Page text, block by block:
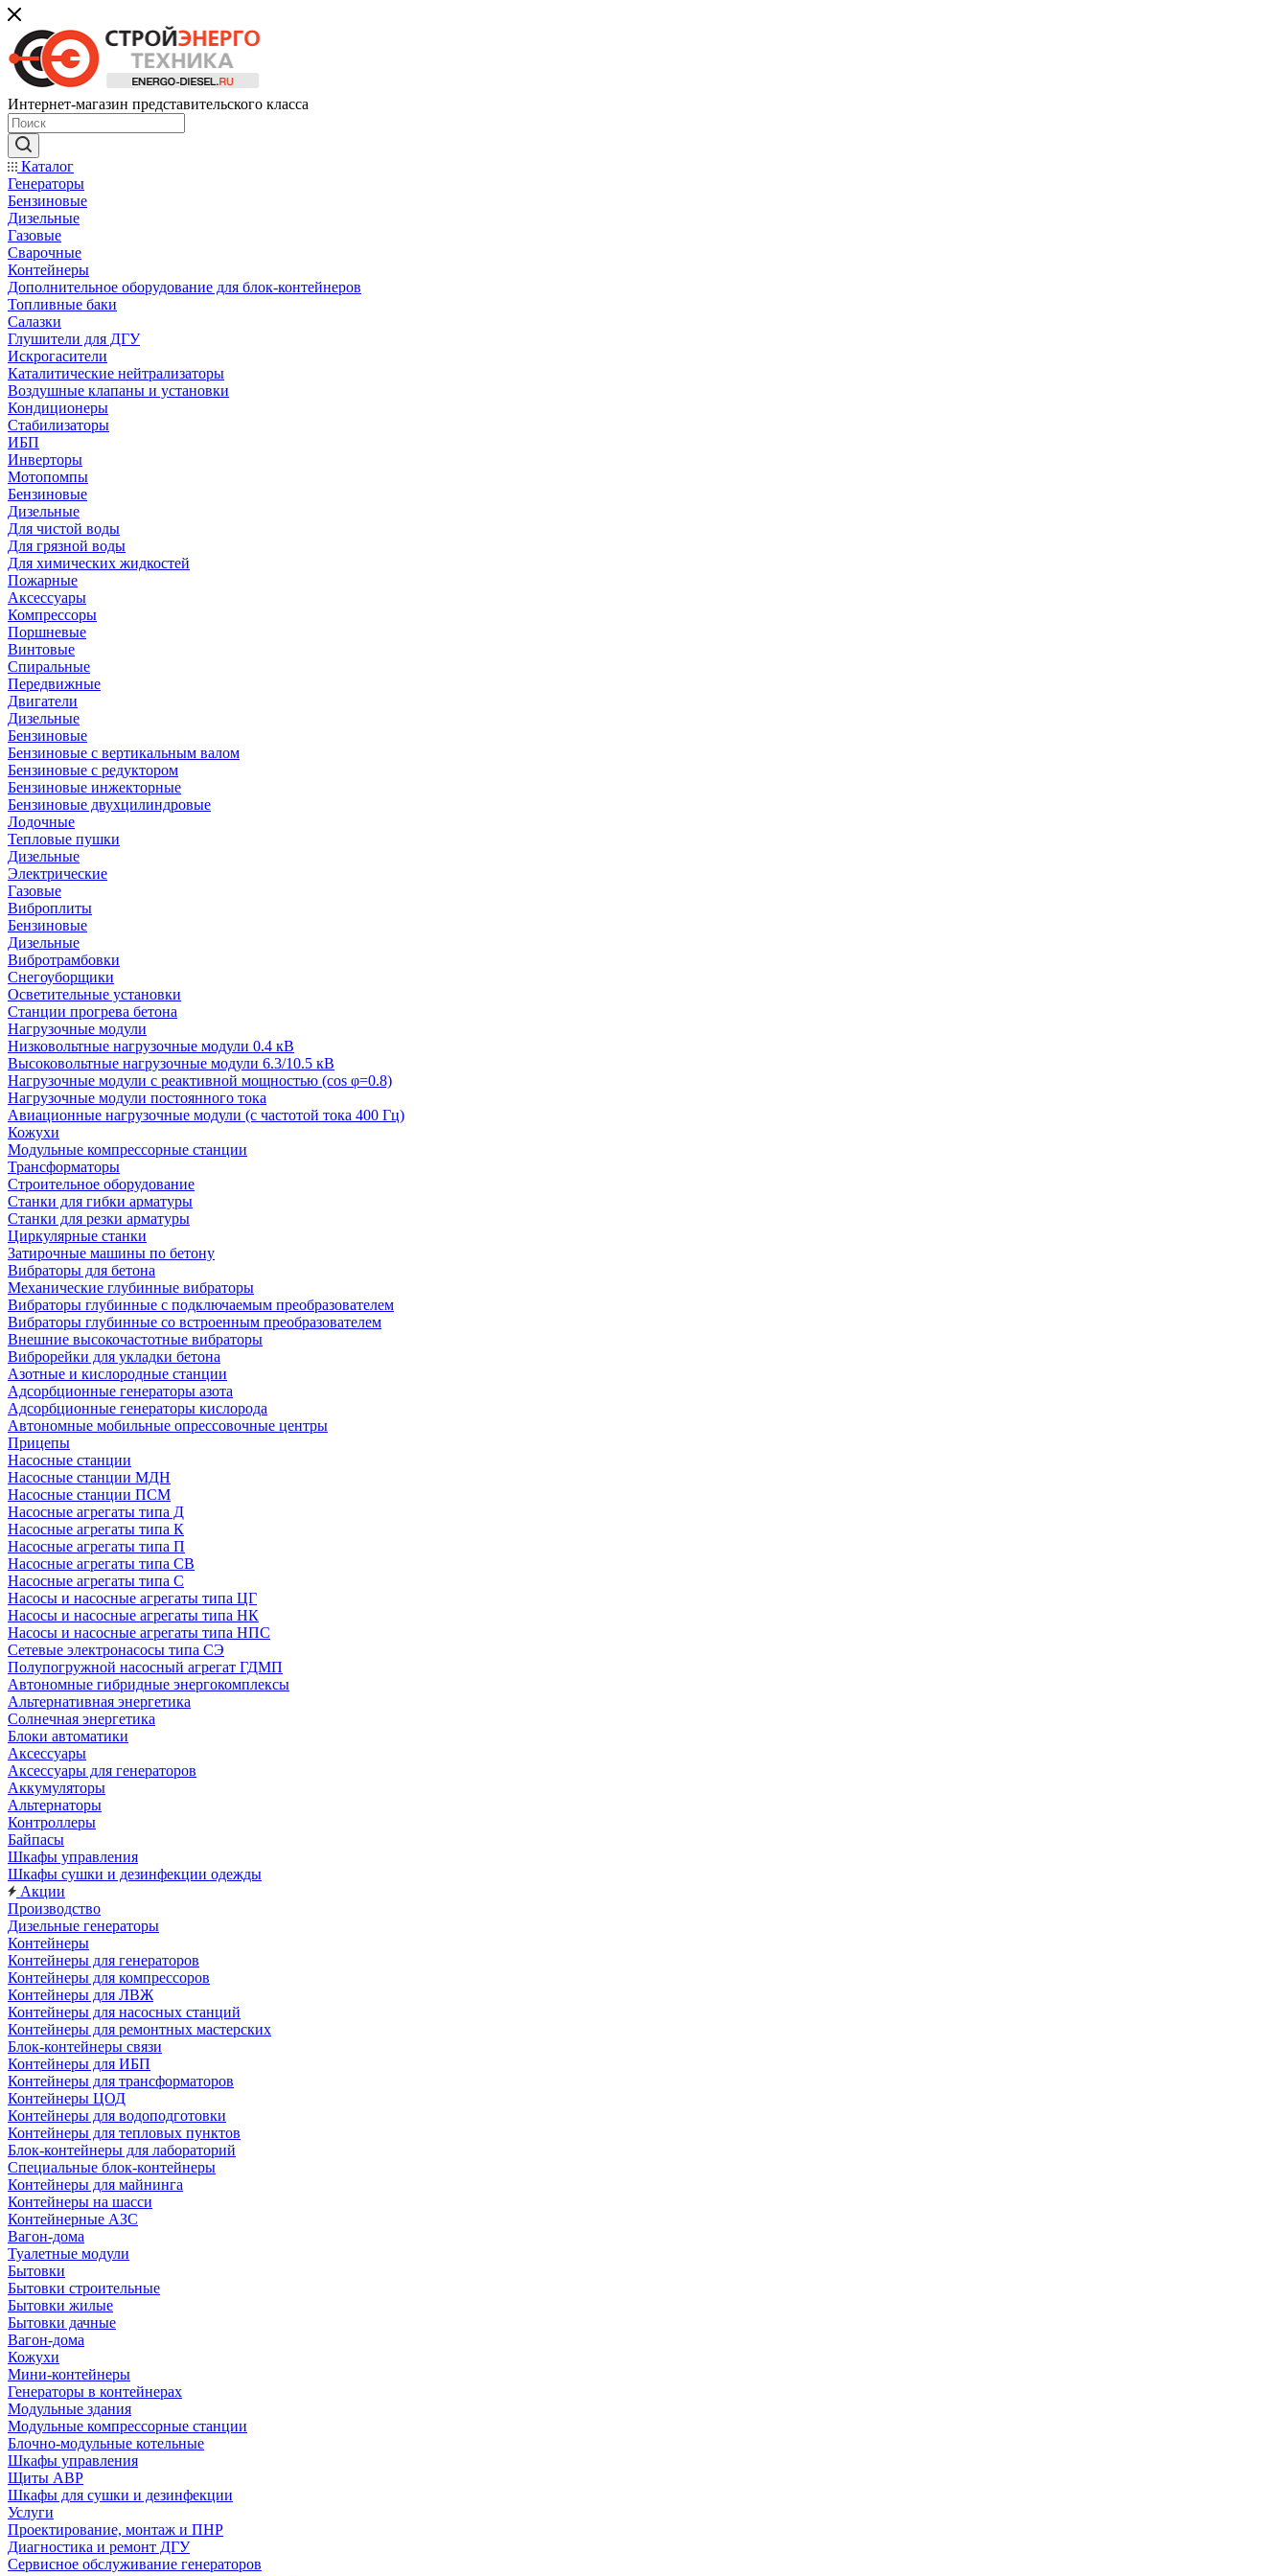
Интернет-магазин представительского класса
Каталог
Генераторы
Бензиновые
Дизельные
Газовые
Сварочные
Контейнеры
Дополнительное оборудование для блок-контейнеров
Топливные баки
Салазки
Глушители для ДГУ
Искрогасители
Каталитические нейтрализаторы
Воздушные клапаны и установки
Кондиционеры
Стабилизаторы
ИБП
Инверторы
Мотопомпы
Бензиновые
Дизельные
Для чистой воды
Для грязной воды
Для химических жидкостей
Пожарные
Аксессуары
Компрессоры
Поршневые
Винтовые
Спиральные
Передвижные
Двигатели
Дизельные
Бензиновые
Бензиновые с вертикальным валом
Бензиновые с редуктором
Бензиновые инжекторные
Бензиновые двухцилиндровые
Лодочные
Тепловые пушки
Дизельные
Электрические
Газовые
Виброплиты
Бензиновые
Дизельные
Вибротрамбовки
Снегоуборщики
Осветительные установки
Станции прогрева бетона
Нагрузочные модули
Низковольтные нагрузочные модули 0.4 кВ
Высоковольтные нагрузочные модули 6.3/10.5 кВ
Нагрузочные модули с реактивной мощностью (cos φ=0.8)
Нагрузочные модули постоянного тока
Авиационные нагрузочные модули (с частотой тока 400 Гц)
Кожухи
Модульные компрессорные станции
Трансформаторы
Строительное оборудование
Станки для гибки арматуры
Станки для резки арматуры
Циркулярные станки
Затирочные машины по бетону
Вибраторы для бетона
Механические глубинные вибраторы
Вибраторы глубинные с подключаемым преобразователем
Вибраторы глубинные со встроенным преобразователем
Внешние высокочастотные вибраторы
Виброрейки для укладки бетона
Азотные и кислородные станции
Адсорбционные генераторы азота
Адсорбционные генераторы кислорода
Автономные мобильные опрессовочные центры
Прицепы
Насосные станции
Насосные станции МДН
Насосные станции ПСМ
Насосные агрегаты типа Д
Насосные агрегаты типа К
Насосные агрегаты типа П
Насосные агрегаты типа СВ
Насосные агрегаты типа С
Насосы и насосные агрегаты типа ЦГ
Насосы и насосные агрегаты типа НК
Насосы и насосные агрегаты типа НПС
Сетевые электронасосы типа СЭ
Полупогружной насосный агрегат ГДМП
Автономные гибридные энергокомплексы
Альтернативная энергетика
Солнечная энергетика
Блоки автоматики
Аксессуары
Аксессуары для генераторов
Аккумуляторы
Альтернаторы
Контроллеры
Байпасы
Шкафы управления
Шкафы сушки и дезинфекции одежды
Акции
Производство
Дизельные генераторы
Контейнеры
Контейнеры для генераторов
Контейнеры для компрессоров
Контейнеры для ЛВЖ
Контейнеры для насосных станций
Контейнеры для ремонтных мастерских
Блок-контейнеры связи
Контейнеры для ИБП
Контейнеры для трансформаторов
Контейнеры ЦОД
Контейнеры для водоподготовки
Контейнеры для тепловых пунктов
Блок-контейнеры для лабораторий
Специальные блок-контейнеры
Контейнеры для майнинга
Контейнеры на шасси
Контейнерные АЗС
Вагон-дома
Туалетные модули
Бытовки
Бытовки строительные
Бытовки жилые
Бытовки дачные
Вагон-дома
Кожухи
Мини-контейнеры
Генераторы в контейнерах
Модульные здания
Модульные компрессорные станции
Блочно-модульные котельные
Шкафы управления
Щиты АВР
Шкафы для сушки и дезинфекции
Услуги
Проектирование, монтаж и ПНР
Диагностика и ремонт ДГУ
Сервисное обслуживание генераторов